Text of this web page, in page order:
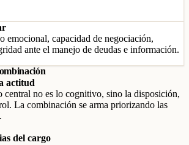
emocional, capacidad de negociación,
ante el manejo de deudas e información.
actitud
central no es lo cognitivo, sino la disposición,
La combinación se arma priorizando las
del cargo